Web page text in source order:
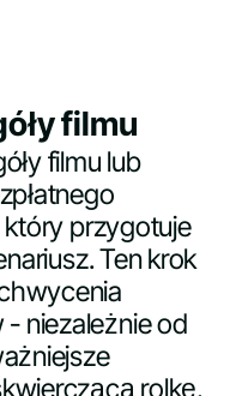
filmu
filmu lub
przygotuje
Ten krok
niezależnie od